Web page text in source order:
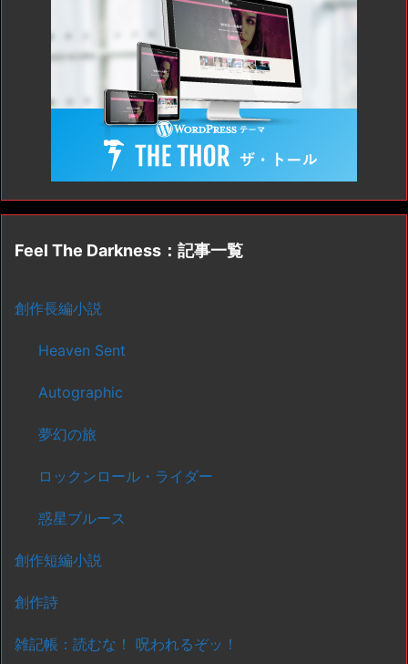
Feel The Darkness：記事一覧
創作長編小説
Heaven Sent
Autographic
夢幻の旅
ロックンロール・ライダー
惑星ブルース
創作短編小説
創作詩
雑記帳：読むな！ 呪われるぞッ！